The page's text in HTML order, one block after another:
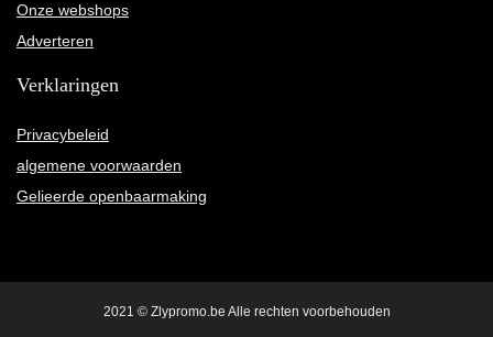
Onze webshops
Adverteren
Verklaringen
Privacybeleid
algemene voorwaarden
Gelieerde openbaarmaking
2021 © Zlypromo.be Alle rechten voorbehouden